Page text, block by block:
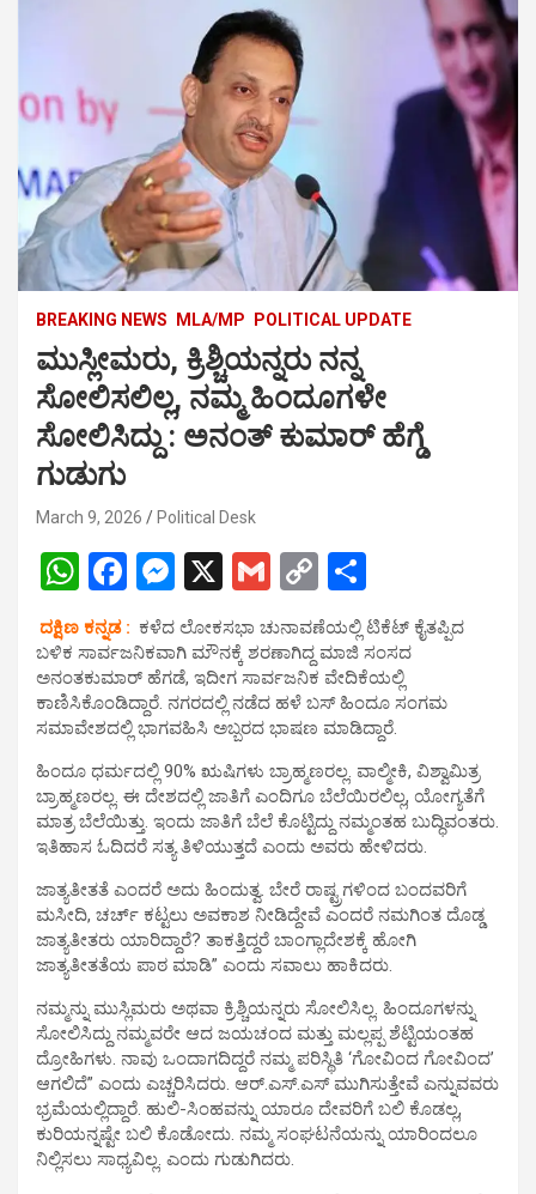
BREAKING NEWS MLA/MP POLITICAL UPDATE
ಮುಸ್ಲೀಮರು, ಕ್ರಿಶ್ಚಿಯನ್ನರು ನನ್ನ
ಸೋಲಿಸಲಿಲ್ಲ, ನಮ್ಮ ಹಿಂದೂಗಳೇ
ಸೋಲಿಸಿದ್ದು : ಅನಂತ್ ಕುಮಾರ್ ಹೆಗ್ಡೆ
ಗುಡುಗು
March 9, 2026 Political Desk
W
h
at
s
A
p
p
F
a
ce
b
o
o
k
M
es
se
n
g
er
X
G
m
ail
C
o
py
Li
n
k
h
ar
e
ದಕ್ಷಿಣ ಕನ್ನಡ : ಕಳೆದ ಲೋಕಸಭಾ ಚುನಾವಣೆಯಲ್ಲಿ ಟಿಕೆಟ್ ಕೈತಪ್ಪಿದ
ಬಳಿಕ ಸಾರ್ವಜನಿಕವಾಗಿ ಮೌನಕ್ಕೆ ಶರಣಾಗಿದ್ದ ಮಾಜಿ ಸಂಸದ
ಅನಂತಕುಮಾರ್ ಹೆಗಡೆ, ಇದೀಗ ಸಾರ್ವಜನಿಕ ವೇದಿಕೆಯಲ್ಲಿ
ಕಾಣಿಸಿಕೊಂಡಿದ್ದಾರೆ. ನಗರದಲ್ಲಿ‌ ನಡೆದ ಹಳೆ ಬಸ್ ಹಿಂದೂ ಸಂಗಮ
ಸಮಾವೇಶದಲ್ಲಿ ಭಾಗವಹಿಸಿ ಅಬ್ಬರದ ಭಾಷಣ ಮಾಡಿದ್ದಾರೆ.
ಹಿಂದೂ ಧರ್ಮದಲ್ಲಿ 90% ಋಷಿಗಳು ಬ್ರಾಹ್ಮಣರಲ್ಲ. ವಾಲ್ಮೀಕಿ, ವಿಶ್ವಾಮಿತ್ರ
ಬ್ರಾಹ್ಮಣರಲ್ಲ. ಈ ದೇಶದಲ್ಲಿ ಜಾತಿಗೆ ಎಂದಿಗೂ ಬೆಲೆಯಿರಲಿಲ್ಲ, ಯೋಗ್ಯತೆಗೆ
ಮಾತ್ರ ಬೆಲೆಯಿತ್ತು. ಇಂದು ಜಾತಿಗೆ ಬೆಲೆ ಕೊಟ್ಟಿದ್ದು ನಮ್ಮಂತಹ ಬುದ್ಧಿವಂತರು.
ಇತಿಹಾಸ ಓದಿದರೆ ಸತ್ಯ ತಿಳಿಯುತ್ತದೆ ಎಂದು ಅವರು ಹೇಳಿದರು.
ಜಾತ್ಯತೀತತೆ ಎಂದರೆ ಅದು ಹಿಂದುತ್ವ. ಬೇರೆ ರಾಷ್ಟ್ರಗಳಿಂದ ಬಂದವರಿಗೆ
ಮಸೀದಿ, ಚರ್ಚ್ ಕಟ್ಟಲು ಅವಕಾಶ ನೀಡಿದ್ದೇವೆ ಎಂದರೆ ನಮಗಿಂತ ದೊಡ್ಡ
ಜಾತ್ಯತೀತರು ಯಾರಿದ್ದಾರೆ? ತಾಕತ್ತಿದ್ದರೆ ಬಾಂಗ್ಲಾದೇಶಕ್ಕೆ ಹೋಗಿ
ಜಾತ್ಯತೀತತೆಯ ಪಾಠ ಮಾಡಿ” ಎಂದು ಸವಾಲು ಹಾಕಿದರು.
ನಮ್ಮನ್ನು ಮುಸ್ಲಿಮರು ಅಥವಾ ಕ್ರಿಶ್ಚಿಯನ್ನರು ಸೋಲಿಸಿಲ್ಲ. ಹಿಂದೂಗಳನ್ನು
ಸೋಲಿಸಿದ್ದು ನಮ್ಮವರೇ ಆದ ಜಯಚಂದ ಮತ್ತು ಮಲ್ಲಪ್ಪ ಶೆಟ್ಟಿಯಂತಹ
ದ್ರೋಹಿಗಳು. ನಾವು ಒಂದಾಗದಿದ್ದರೆ ನಮ್ಮ ಪರಿಸ್ಥಿತಿ ‘ಗೋವಿಂದ ಗೋವಿಂದ’
ಆಗಲಿದೆ” ಎಂದು ಎಚ್ಚರಿಸಿದರು. ಆರ್.ಎಸ್.ಎಸ್ ಮುಗಿಸುತ್ತೇವೆ ಎನ್ನುವವರು
ಭ್ರಮೆಯಲ್ಲಿದ್ದಾರೆ. ಹುಲಿ-ಸಿಂಹವನ್ನು ಯಾರೂ ದೇವರಿಗೆ ಬಲಿ ಕೊಡಲ್ಲ,
ಕುರಿಯನ್ನಷ್ಟೇ ಬಲಿ ಕೊಡೋದು. ನಮ್ಮ ಸಂಘಟನೆಯನ್ನು ಯಾರಿಂದಲೂ
ನಿಲ್ಲಿಸಲು ಸಾಧ್ಯವಿಲ್ಲ. ಎಂದು ಗುಡುಗಿದರು.